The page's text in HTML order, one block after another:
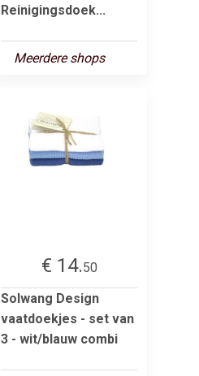
Reinigingsdoek...
Meerdere shops
€ 14.50
Solwang Design
vaatdoekjes - set van
3 - wit/blauw combi